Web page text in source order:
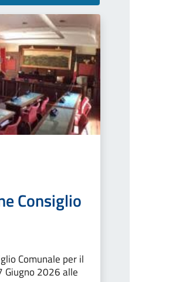
Consiglio
Comunale per il
Giugno 2026 alle